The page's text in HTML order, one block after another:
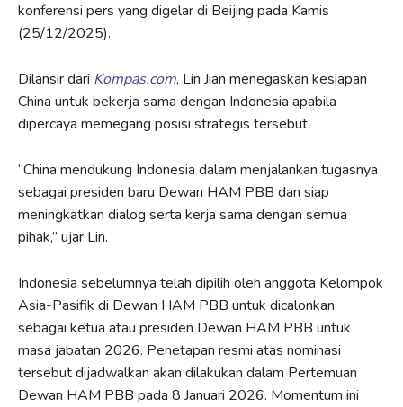
konferensi pers yang digelar di Beijing pada Kamis
(25/12/2025).
Dilansir dari Kompas.com, Lin Jian menegaskan kesiapan
China untuk bekerja sama dengan Indonesia apabila
dipercaya memegang posisi strategis tersebut.
“China mendukung Indonesia dalam menjalankan tugasnya
sebagai presiden baru Dewan HAM PBB dan siap
meningkatkan dialog serta kerja sama dengan semua
pihak,” ujar Lin.
Indonesia sebelumnya telah dipilih oleh anggota Kelompok
Asia-Pasifik di Dewan HAM PBB untuk dicalonkan
sebagai ketua atau presiden Dewan HAM PBB untuk
masa jabatan 2026. Penetapan resmi atas nominasi
tersebut dijadwalkan akan dilakukan dalam Pertemuan
Dewan HAM PBB pada 8 Januari 2026. Momentum ini